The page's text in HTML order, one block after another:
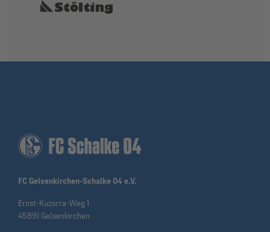
FC Gelsenkirchen-Schalke 04 e.V.
Ernst-Kuzorra-Weg 1
45891 Gelsenkirchen